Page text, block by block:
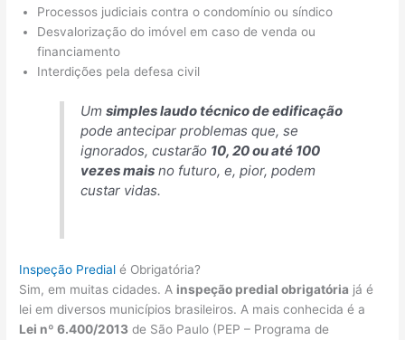
Processos judiciais contra o condomínio ou síndico
Desvalorização do imóvel em caso de venda ou
financiamento
Interdições pela defesa civil
Umsimples laudo técnico de edificação
pode antecipar problemas que, se
ignorados, custarão 10, 20 ou até 100
vezes mais no futuro, e, pior, podem
custar vidas.
Inspeção Predialé Obrigatória?
Sim, em muitas cidades. A inspeção predial obrigatória já é
lei em diversos municípios brasileiros. A mais conhecida é a
Lei nº 6.400/2013 de São Paulo (PEP – Programa de